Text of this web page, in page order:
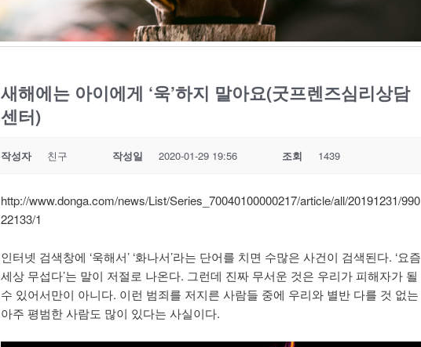
새해에는 아이에게 ‘욱’하지 말아요(굿프렌즈심리상담
센터)
작성자 친구 작성일 2020-01-29 19:56 조회 1439
http://www.donga.com/news/List/Series_70040100000217/article/all/20191231/990
22133/1
인터넷 검색창에 ‘욱해서’ ‘화나서’라는 단어를 치면 수많은 사건이 검색된다. ‘요즘
세상 무섭다’는 말이 저절로 나온다. 그런데 진짜 무서운 것은 우리가 피해자가 될
수 있어서만이 아니다. 이런 범죄를 저지른 사람들 중에 우리와 별반 다를 것 없는
아주 평범한 사람도 많이 있다는 사실이다.